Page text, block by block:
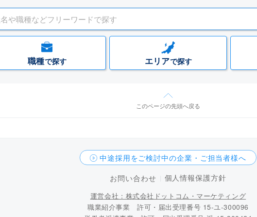
職種で探す エリアで探す
このページの先頭へ戻る
中途採用をご検討中の企業・ご担当者様へ
お問い合わせ
個人情報保護方針
運営会社：株式会社ドットコム・マーケティング
職業紹介事業 許可・届出受理番号 15-ユ-300096